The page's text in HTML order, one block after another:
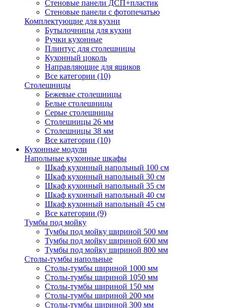
Стеновые панели ДСП+пластик
Стеновые панели с фотопечатью
Комплектующие для кухни
Бутылочницы для кухни
Ручки кухонные
Плинтус для столешницы
Кухонный цоколь
Направляющие для ящиков
Все категории (10)
Столешницы
Бежевые столешницы
Белые столешницы
Серые столешницы
Столешницы 26 мм
Столешницы 38 мм
Все категории (10)
Кухонные модули
Напольные кухонные шкафы
Шкаф кухонный напольный 100 см
Шкаф кухонный напольный 30 см
Шкаф кухонный напольный 35 см
Шкаф кухонный напольный 40 см
Шкаф кухонный напольный 45 см
Все категории (9)
Тумбы под мойку
Тумбы под мойку шириной 500 мм
Тумбы под мойку шириной 600 мм
Тумбы под мойку шириной 800 мм
Столы-тумбы напольные
Столы-тумбы шириной 1000 мм
Столы-тумбы шириной 1050 мм
Столы-тумбы шириной 150 мм
Столы-тумбы шириной 200 мм
Столы-тумбы шириной 300 мм